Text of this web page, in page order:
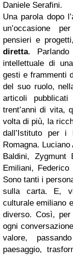
Daniele Serafini.
Una parola dopo
un’occasione
pensieri e
diretta.
intellettuale di
gesti e frammenti
del suo ruolo,
articoli
trent’anni di vita,
volta di più, la
dall’Istituto per i
Romagna.
Baldini, Zygmunt
Emiliani,
Sono tanti i
sulla carta. E,
culturale emiliano
diverso. Così,
ogni
valore,
paesaggio,